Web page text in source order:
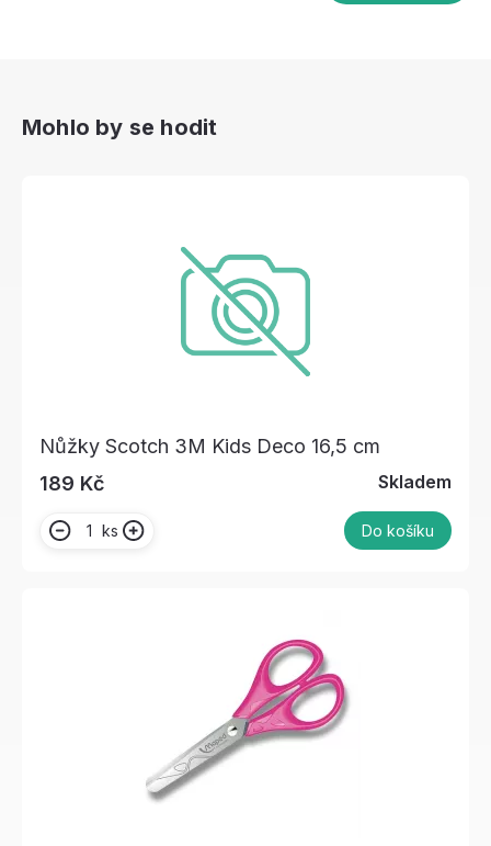
Mohlo by se hodit
Nůžky Scotch 3M Kids Deco 16,5 cm
189 Kč
Skladem
ks Do košíku